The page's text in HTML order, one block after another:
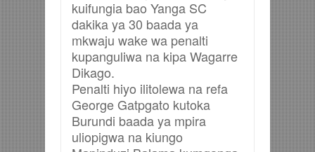
kuifungia bao Yanga SC
dakika ya 30 baada ya
mkwaju wake wa penalti
kupanguliwa na kipa Wagarre
Dikago.
Penalti hiyo ilitolewa na refa
George Gatpgato kutoka
Burundi baada ya mpira
uliopigwa na kiungo